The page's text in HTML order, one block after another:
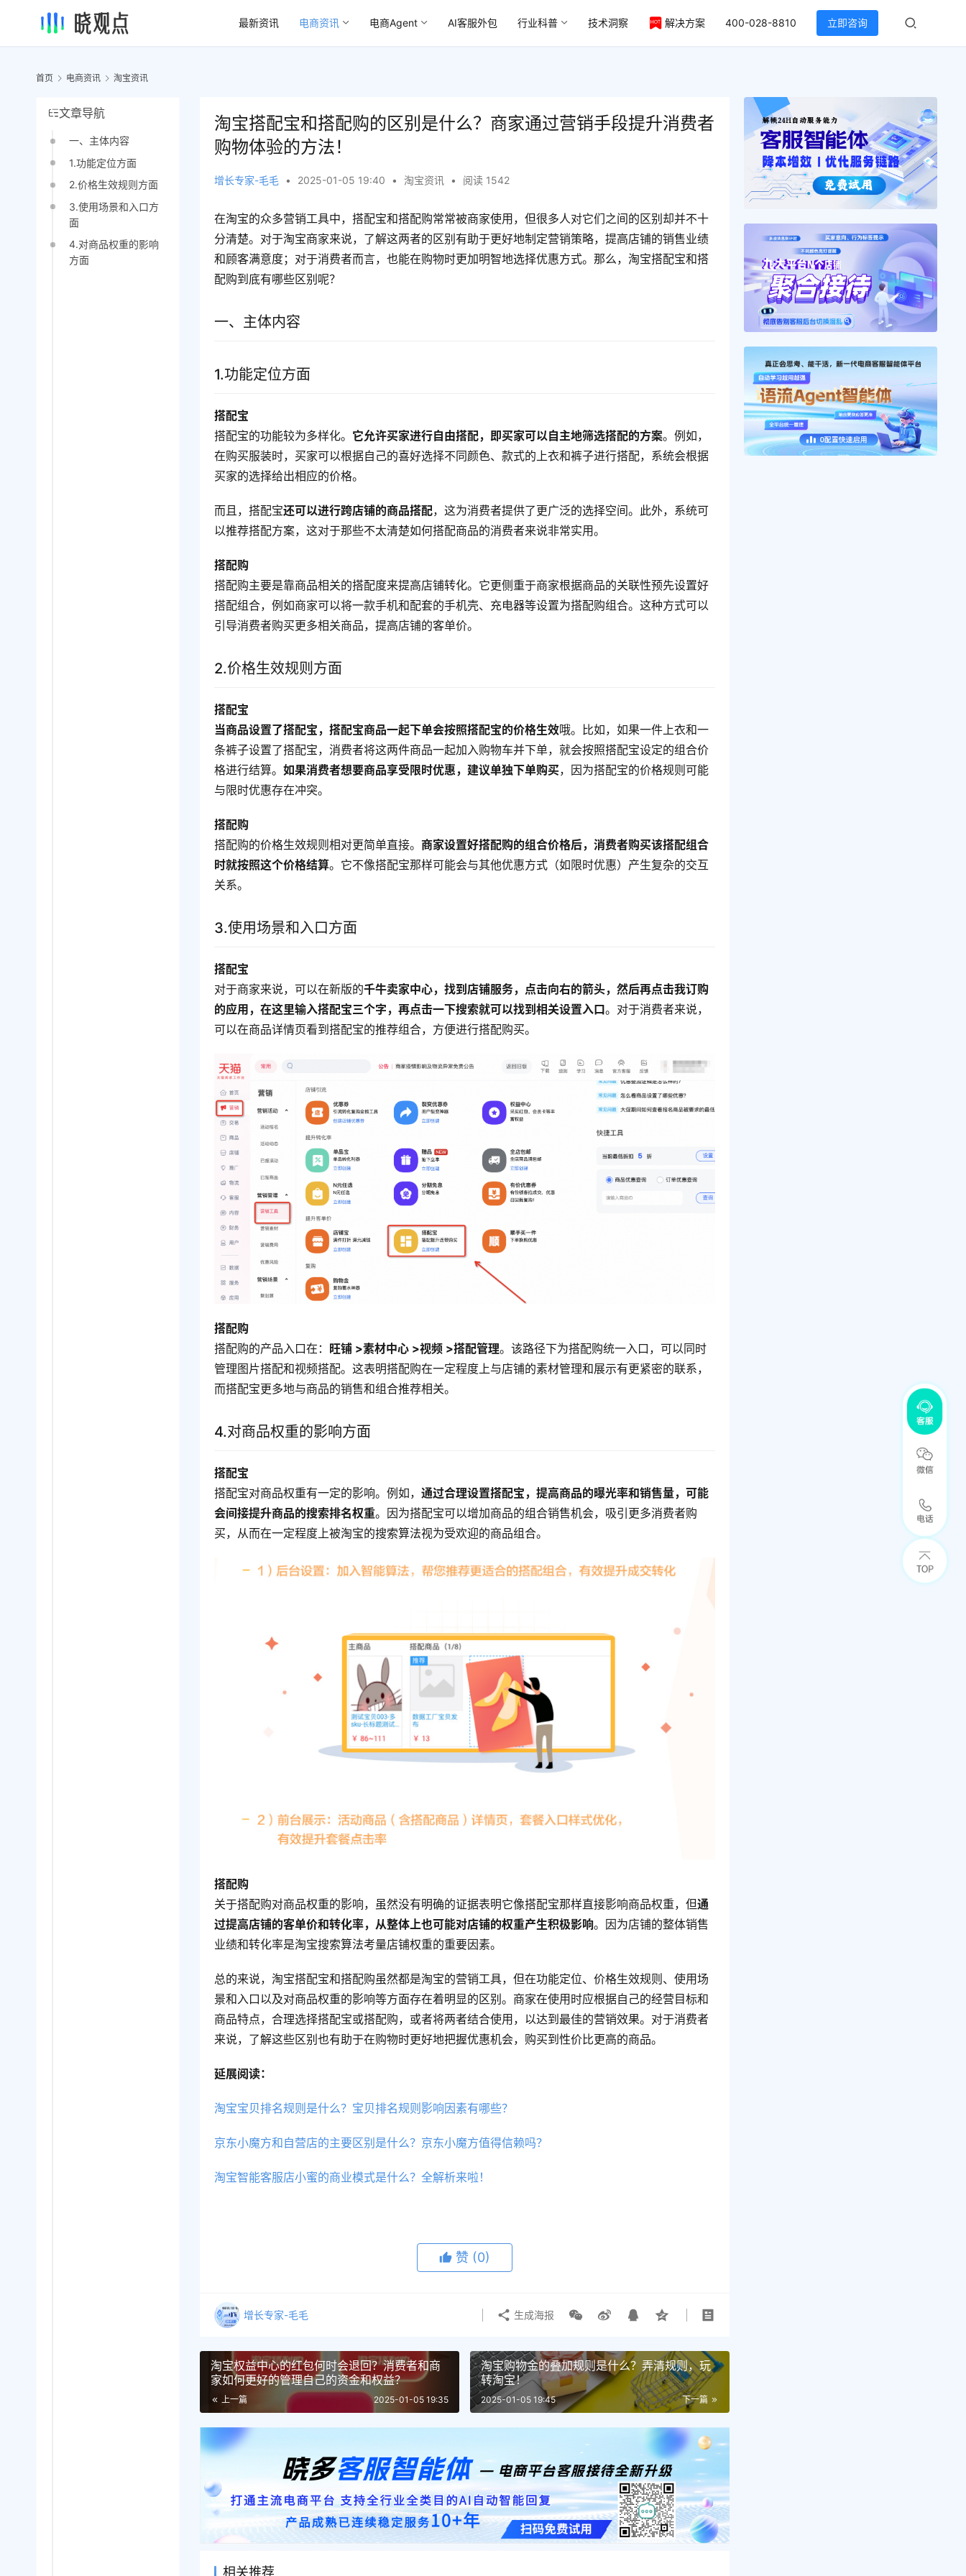
最新资讯 电商资讯 电商Agent AI客服外包 行业科普 技术洞察 解决方案 400-028-8810 立即咨询
首页 电商资讯 淘宝资讯
文章导航
一、主体内容
1.功能定位方面
2.价格生效规则方面
3.使用场景和入口方
面
4.对商品权重的影响
方面
淘宝搭配宝和搭配购的区别是什么？商家通过营销手段提升消费者
购物体验的方法！
增长专家-毛毛 • 2025-01-05 19:40 • 淘宝资讯 • 阅读 1542
在淘宝的众多营销工具中，搭配宝和搭配购常常被商家使用，但很多人对它们之间的区别却并不十
分清楚。对于淘宝商家来说，了解这两者的区别有助于更好地制定营销策略，提高店铺的销售业绩
和顾客满意度；对于消费者而言，也能在购物时更加明智地选择优惠方式。那么，淘宝搭配宝和搭
配购到底有哪些区别呢？
一、主体内容
1.功能定位方面
搭配宝
搭配宝的功能较为多样化。 它允许买家进行自由搭配，即买家可以自主地筛选搭配的方案。例如，
在购买服装时，买家可以根据自己的喜好选择不同颜色、款式的上衣和裤子进行搭配，系统会根据
买家的选择给出相应的价格。
而且，搭配宝还可以进行跨店铺的商品搭配，这为消费者提供了更广泛的选择空间。此外，系统可
以推荐搭配方案，这对于那些不太清楚如何搭配商品的消费者来说非常实用。
搭配购
搭配购主要是靠商品相关的搭配度来提高店铺转化。它更侧重于商家根据商品的关联性预先设置好
搭配组合，例如商家可以将一款手机和配套的手机壳、充电器等设置为搭配购组合。这种方式可以
引导消费者购买更多相关商品，提高店铺的客单价。
2.价格生效规则方面
搭配宝
当商品设置了搭配宝，搭配宝商品一起下单会按照搭配宝的价格生效哦。比如，如果一件上衣和一
条裤子设置了搭配宝，消费者将这两件商品一起加入购物车并下单，就会按照搭配宝设定的组合价
格进行结算。如果消费者想要商品享受限时优惠，建议单独下单购买，因为搭配宝的价格规则可能
与限时优惠存在冲突。
搭配购
搭配购的价格生效规则相对更简单直接。商家设置好搭配购的组合价格后，消费者购买该搭配组合
时就按照这个价格结算。它不像搭配宝那样可能会与其他优惠方式（如限时优惠）产生复杂的交互
关系。
3.使用场景和入口方面
搭配宝
对于商家来说，可以在新版的千牛卖家中心，找到店铺服务，点击向右的箭头，然后再点击我订购
的应用，在这里输入搭配宝三个字，再点击一下搜索就可以找到相关设置入口。对于消费者来说，
可以在商品详情页看到搭配宝的推荐组合，方便进行搭配购买。
搭配购
搭配购的产品入口在： 旺铺 >素材中心 >视频 >搭配管理。该路径下为搭配购统一入口，可以同时
管理图片搭配和视频搭配。这表明搭配购在一定程度上与店铺的素材管理和展示有更紧密的联系，
而搭配宝更多地与商品的销售和组合推荐相关。
4.对商品权重的影响方面
搭配宝
搭配宝对商品权重有一定的影响。例如，通过合理设置搭配宝，提高商品的曝光率和销售量，可能
会间接提升商品的搜索排名权重。因为搭配宝可以增加商品的组合销售机会，吸引更多消费者购
买，从而在一定程度上被淘宝的搜索算法视为受欢迎的商品组合。
搭配购
关于搭配购对商品权重的影响，虽然没有明确的证据表明它像搭配宝那样直接影响商品权重，但通
过提高店铺的客单价和转化率，从整体上也可能对店铺的权重产生积极影响。因为店铺的整体销售
业绩和转化率是淘宝搜索算法考量店铺权重的重要因素。
总的来说，淘宝搭配宝和搭配购虽然都是淘宝的营销工具，但在功能定位、价格生效规则、使用场
景和入口以及对商品权重的影响等方面存在着明显的区别。商家在使用时应根据自己的经营目标和
商品特点，合理选择搭配宝或搭配购，或者将两者结合使用，以达到最佳的营销效果。对于消费者
来说，了解这些区别也有助于在购物时更好地把握优惠机会，购买到性价比更高的商品。
延展阅读：
淘宝宝贝排名规则是什么？宝贝排名规则影响因素有哪些？
京东小魔方和自营店的主要区别是什么？京东小魔方值得信赖吗？
淘宝智能客服店小蜜的商业模式是什么？全解析来啦！
赞 (0)
增长专家-毛毛 生成海报
淘宝权益中心的红包何时会退回？消费者和商
家如何更好的管理自己的资金和权益？
上一篇 2025-01-05 19:35
淘宝购物金的叠加规则是什么？弄清规则，玩
转淘宝！
下一篇
2025-01-05 19:45
相关推荐